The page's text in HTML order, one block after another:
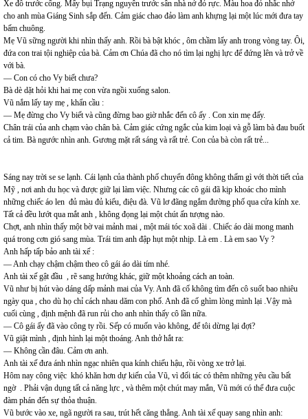
Xe đỗ trước cổng. Mấy bụi Trạng nguyên trước sân nhà nở đỏ rực. Màu hoa đỏ nhắc nhở
cho anh mùa Giáng Sinh sắp đến. Cảm giác chao đảo làm anh khựng lại một lúc mới đưa tay
bấm chuông.
Mẹ Vũ sững người khi nhìn thấy anh. Rồi bà bật khóc , ôm chầm lấy anh trong vòng tay. Ôi,
đứa con trai tội nghiệp của bà. Cảm ơn Chúa đã cho nó tìm lại nghị lực để đứng lên và trở về
với bà.
— Con có cho Vy biết chưa?
Bà dè dặt hỏi khi hai mẹ con vừa ngồi xuống salon.
Vũ nắm lấy tay mẹ , khẩn cầu :
— Mẹ đừng cho Vy biết và cũng đừng bao giờ nhắc đến cô ấy . Con xin mẹ đấy.
Chân trái của anh chạm vào chân bà. Cảm giác cứng ngắc của kim loại và gỗ làm bà đau buốt
cả tim. Bà ngước nhìn anh. Gương mặt rất sáng và rất trẻ. Con của bà còn rất trẻ...
Sáng nay trời se se lạnh. Cái lạnh của thành phố chuyển đông không thấm gì với thời tiết của
Mỹ , nơi anh du học và được giữ lại làm việc. Nhưng các cô gái đã kịp khoác cho mình
những chiếc áo len đủ màu đủ kiểu, điệu đà. Vũ lơ đãng ngắm đường phố qua cửa kính xe.
Tất cả đều lướt qua mắt anh , không đọng lại một chút ấn tượng nào.
Chợt, anh nhìn thấy một bờ vai mảnh mai , một mái tóc xoã dài . Chiếc áo dài mong manh
quá trong cơn gió sang mùa. Trái tim anh đập hụt một nhịp. Là em . Là em sao Vy ?
Anh hấp tấp bảo anh tài xế :
— Anh chạy chậm chậm theo cô gái áo dài tím nhé.
Anh tài xế gật đầu , rẽ sang hướng khác, giữ một khoảng cách an toàn.
Vũ như bị hút vào dáng dấp mảnh mai của Vy. Anh đã cố không tìm đến cô suốt bao nhiêu
ngày qua , cho dù họ chỉ cách nhau dăm con phố. Anh đã cố ghìm lòng mình lại .Vậy mà
cuối cùng , định mệnh đã run rủi cho anh nhìn thấy cô lần nữa.
— Cô gái ấy đã vào công ty rồi. Sếp có muốn vào không, để tôi dừng lại đợi?
Vũ giật mình , định hình lại một thoáng. Anh thở hắt ra:
— Không cần đâu. Cảm ơn anh.
Anh tài xế đưa ánh nhìn ngạc nhiên qua kính chiếu hậu, rồi vòng xe trở lại.
Hôm nay công việc khó khăn hơn dự kiến của Vũ, vì đối tác có thêm những yêu cầu bất
ngờ . Phải vận dụng tất cả năng lực , và thêm một chút may mắn, Vũ mới có thể đưa cuộc
đàm phán đến sự thỏa thuận.
Vũ bước vào xe, ngã người ra sau, trút hết căng thẳng. Anh tài xế quay sang nhìn anh: